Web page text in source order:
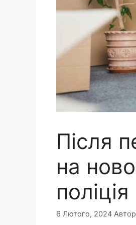
Після
на
поліція
6 Лютого, 2024 Автор